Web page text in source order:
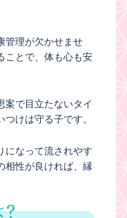
管理が欠かせませ
ことで、体も心も安
案で目立たないタイ
けは守る子です。
になって流されやす
相性が良ければ、縁